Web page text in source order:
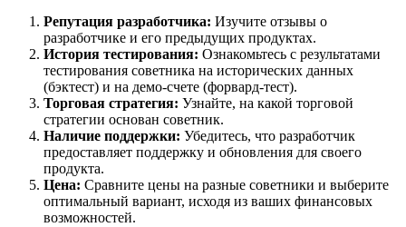
Репутация разработчика: Изучите отзывы о
разработчике и его предыдущих продуктах.
История тестирования: Ознакомьтесь с результатами
тестирования советника на исторических данных
(бэктест) и на демо-счете (форвард-тест).
Торговая стратегия: Узнайте, на какой торговой
стратегии основан советник.
Наличие поддержки: Убедитесь, что разработчик
предоставляет поддержку и обновления для своего
продукта.
Цена: Сравните цены на разные советники и выберите
оптимальный вариант, исходя из ваших финансовых
возможностей.